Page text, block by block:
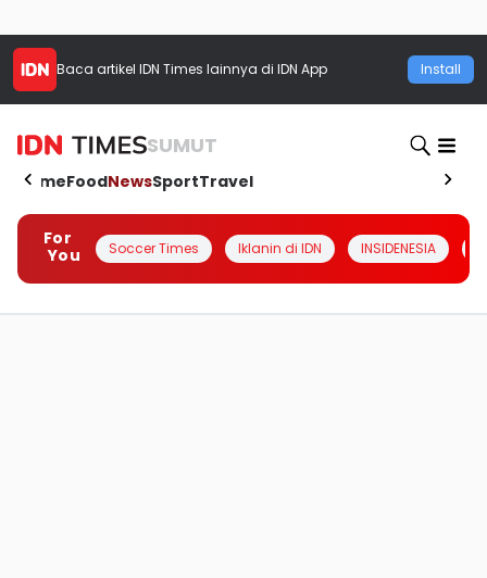
Baca artikel IDN Times lainnya di IDN App Install
SUMUT
HomeFoodNewsSportTravel
For
You
Soccer Times Iklanin di IDN INSIDENESIA